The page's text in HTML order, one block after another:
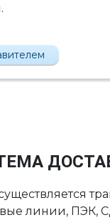
линии, ПЭК,